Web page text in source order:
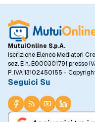
MutuiOnline S.p.A.
Iscrizione Elenco Mediatori
sez. E n. E000301791 presso
P. IVA 13102450155 -
Seguici Su